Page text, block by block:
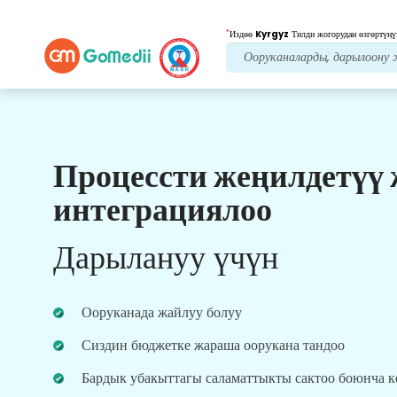
*Издөө Kyrgyz Тилди жогорудан
Процессти жеңилдетүү
интеграциялоо
Дарылануу үчүн
Ооруканада жайлуу болуу
Сиздин бюджетке жараша оорукана тандоо
Бардык убакыттагы саламаттыкты сактоо боюнча
Биздин артыкчылыктар
Регулярдуу дары
Аткаруу
Сиздин рецептиңизди аткаруу үчүн дарыканада
үзгүлтүксүз жаңыртууларды алыңыз.